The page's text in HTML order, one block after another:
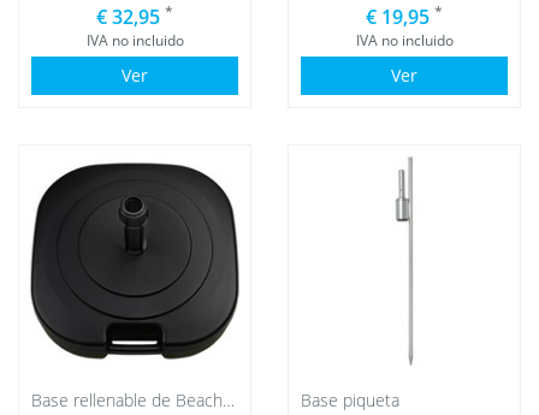
€ 32,95 *
IVA no incluido
Ver
€ 19,95 *
IVA no incluido
Ver
Base rellenable de Beachflag Base piqueta